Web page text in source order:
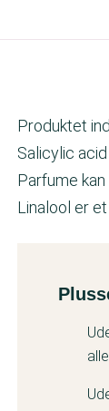
Produktet
Salicylic
Parfume kan
Linalool er